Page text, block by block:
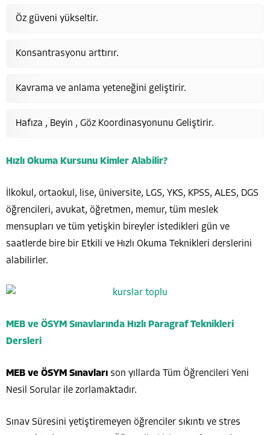
Öz güveni yükseltir.
Konsantrasyonu arttırır.
Kavrama ve anlama yeteneğini geliştirir.
Hafıza , Beyin , Göz Koordinasyonunu Geliştirir.
Hızlı Okuma Kursunu Kimler Alabilir?
İlkokul, ortaokul, lise, üniversite, LGS, YKS, KPSS, ALES, DGS
öğrencileri, avukat, öğretmen, memur, tüm meslek
mensupları ve tüm yetişkin bireyler istedikleri gün ve
saatlerde bire bir Etkili ve Hızlı Okuma Teknikleri derslerini
alabilirler.
MEB ve ÖSYM Sınavlarında Hızlı Paragraf Teknikleri
Dersleri
MEB ve ÖSYM Sınavları son yıllarda Tüm Öğrencileri Yeni
Nesil Sorular ile zorlamaktadır.
Sınav Süresini yetiştiremeyen öğrenciler sıkıntı ve stres